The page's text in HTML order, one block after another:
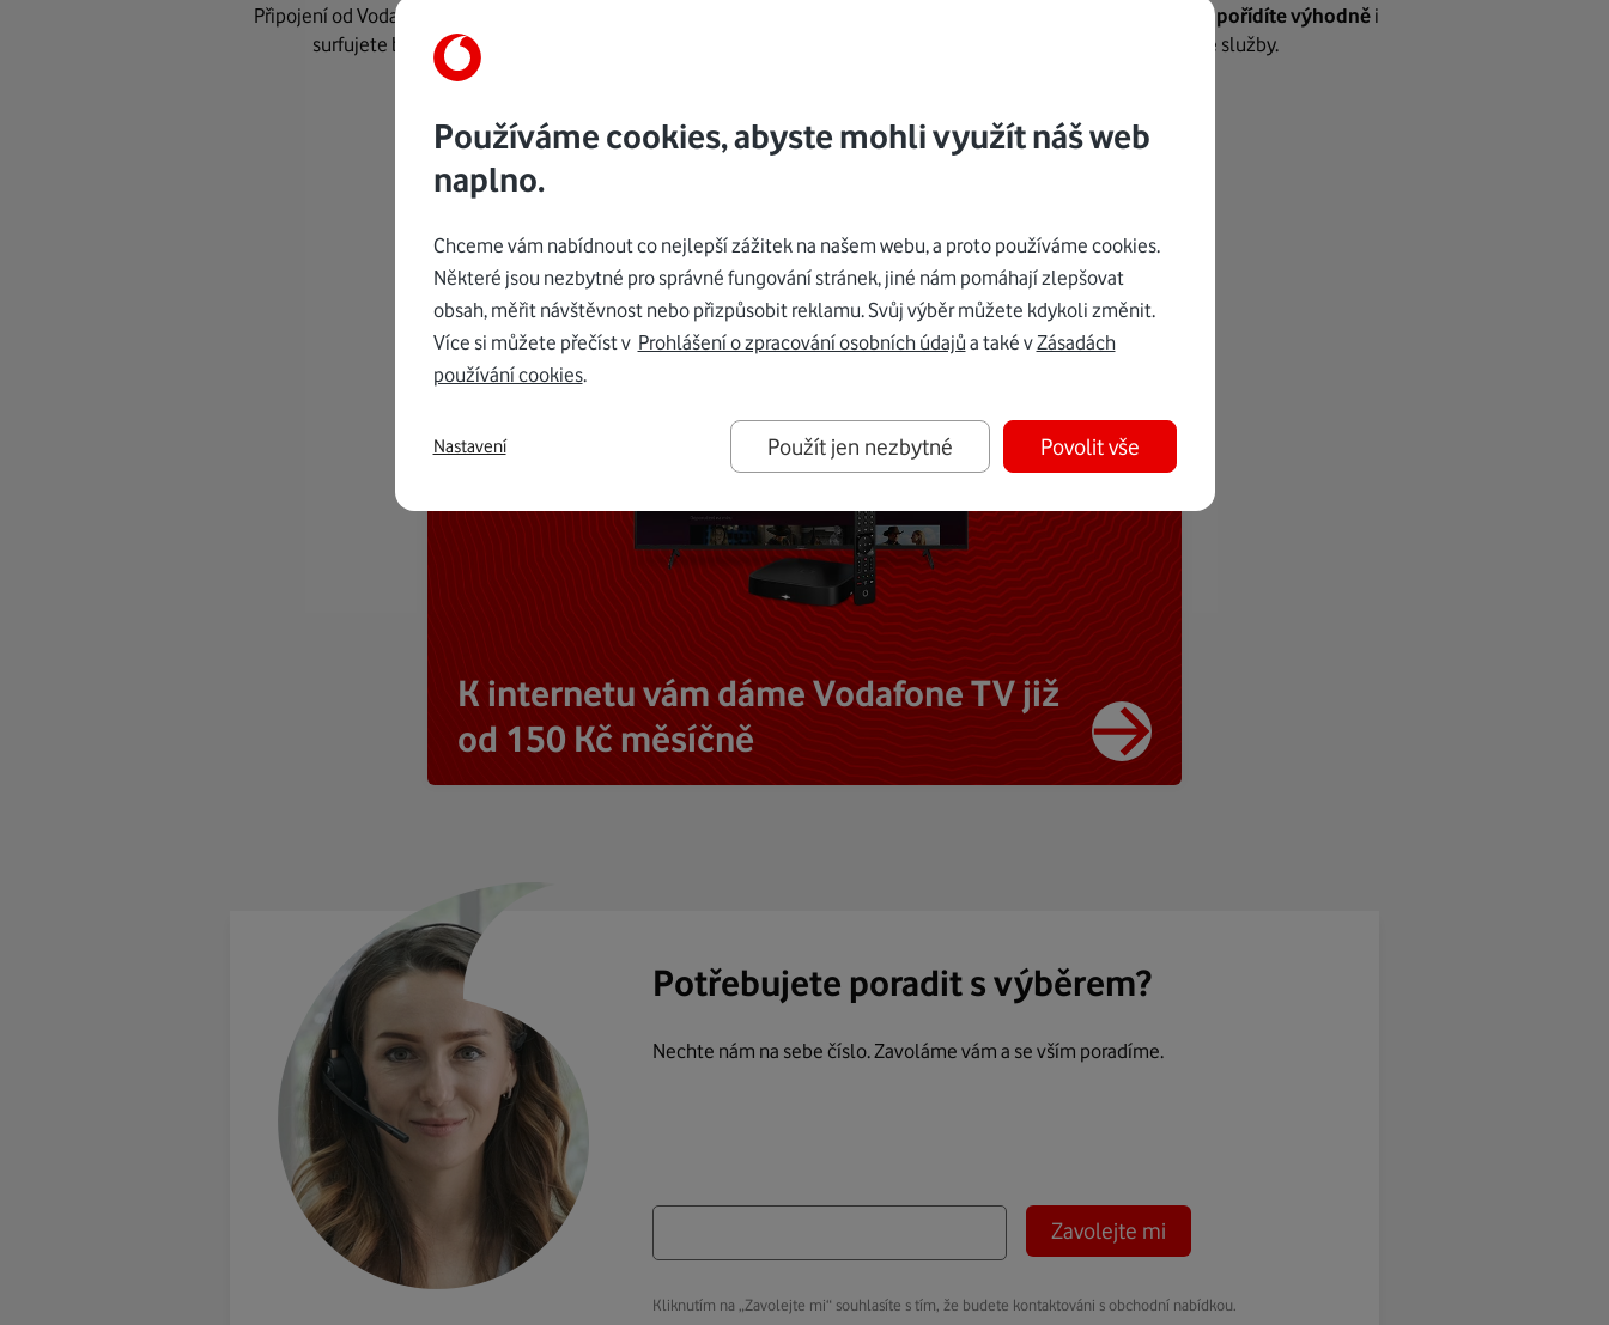
Připojení od Vodafonu je
surfujete bez starostí.
K pevnému internetupořídíte výhodněi
další naše služby.
K internetu vám dáme Vodafone TV již
od 150 Kč měsíčně
Potřebujete poradit s výběrem?
Nechte nám na sebe číslo. Zavoláme vám a se vším poradíme.
Zavolejte mi
Kliknutím na „Zavolejte mi“ souhlasíte s tím, že budete kontaktováni s obchodní nabídkou.
Používáme cookies, abyste mohli využít náš web
naplno.
Chceme vám nabídnout co nejlepší zážitek na našem webu, a proto používáme cookies.
Některé jsou nezbytné pro správné fungování stránek, jiné nám pomáhají zlepšovat
obsah, měřit návštěvnost nebo přizpůsobit reklamu. Svůj výběr můžete kdykoli změnit.
Více si můžete přečíst v Prohlášení o zpracování osobních údajů a také vZásadách
používání cookies.
Použít jen nezbytné Povolit vše
Nastavení